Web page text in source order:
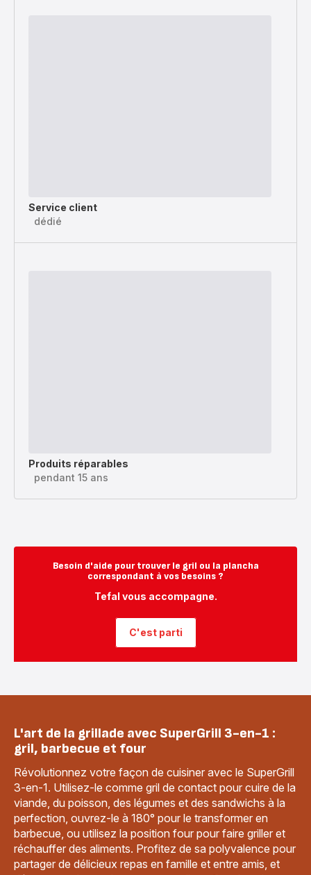
Service client
dédié
Produits réparables
pendant 15 ans
Besoin d'aide pour trouver le gril ou la plancha
correspondant à vos besoins ?
Tefal vous accompagne.
C'est parti
L'art de la grillade avec SuperGrill 3-en-1 :
gril, barbecue et four
Révolutionnez votre façon de cuisiner avec le SuperGrill
3-en-1. Utilisez-le comme gril de contact pour cuire de la
viande, du poisson, des légumes et des sandwichs à la
perfection, ouvrez-le à 180° pour le transformer en
barbecue, ou utilisez la position four pour faire griller et
réchauffer des aliments. Profitez de sa polyvalence pour
partager de délicieux repas en famille et entre amis, et